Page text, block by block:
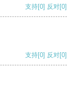
支持[0] 反对[0]
支持[0] 反对[0]